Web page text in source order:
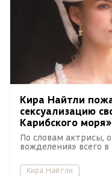
Кира Найтли
сексуализацию
Карибского моря»
По словам актрисы,
вожделения» всего в
Кира Найтли